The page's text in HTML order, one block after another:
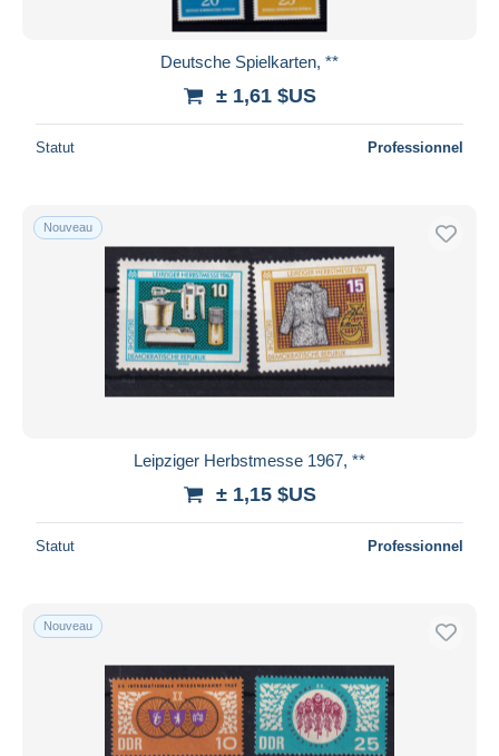
Deutsche Spielkarten, **
± 1,61 $US
Statut Professionnel
Nouveau
Leipziger Herbstmesse 1967, **
± 1,15 $US
Statut Professionnel
Nouveau